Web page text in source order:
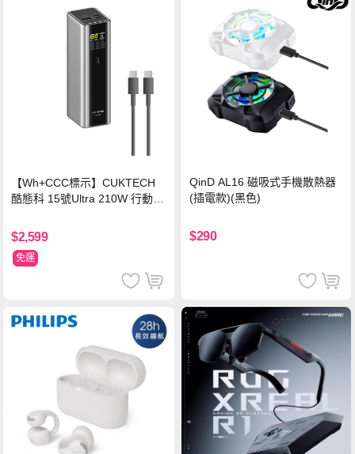
【Wh+CCC標示】CUKTECH
酷態科 15號Ultra 210W 行動電
$2,599
免運
QinD AL16 磁吸式手機散熱器
(插電款)(黑色)
$290